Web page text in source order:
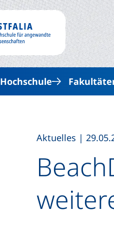
Hochschule
Aktuelles |